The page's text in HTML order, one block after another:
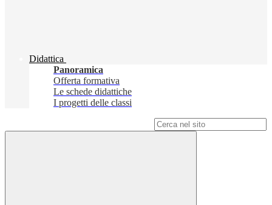
Didattica
Panoramica
Offerta formativa
Le schede didattiche
I progetti delle classi